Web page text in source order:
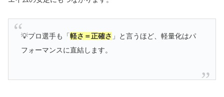
💡プロ選手も「軽さ＝正確さ 」と言うほど、軽量化はパ
フォーマンスに直結します。